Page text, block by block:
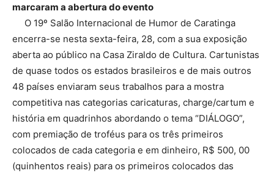
marcaram a abertura do evento
O 19º Salão Internacional de Humor de Caratinga
encerra-se nesta sexta-feira, 28, com a sua exposição
aberta ao público na Casa Ziraldo de Cultura. Cartunistas
de quase todos os estados brasileiros e de mais outros
48 países enviaram seus trabalhos para a mostra
competitiva nas categorias caricaturas, charge/cartum e
história em quadrinhos abordando o tema “DIÁLOGO”,
com premiação de troféus para os três primeiros
colocados de cada categoria e em dinheiro, R$ 500, 00
(quinhentos reais) para os primeiros colocados das